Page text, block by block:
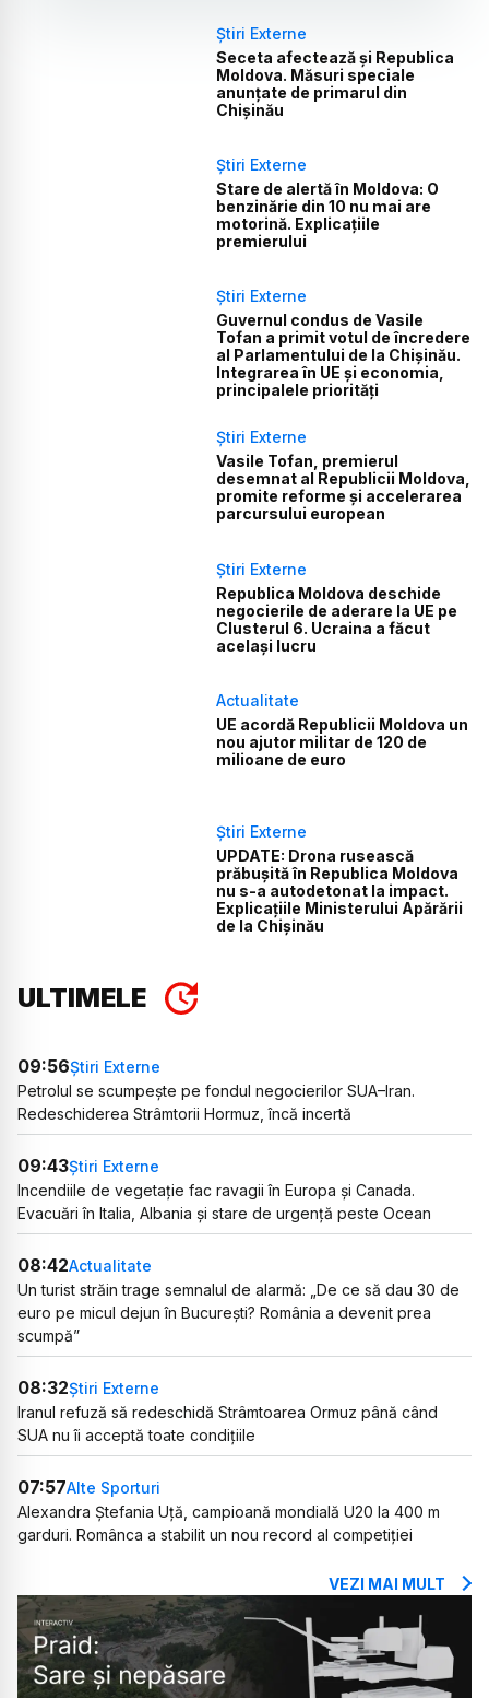
Știri Externe
Seceta afectează și Republica
Moldova. Măsuri speciale
anunțate de primarul din
Chișinău
Știri Externe
Stare de alertă în Moldova: O
benzinărie din 10 nu mai are
motorină. Explicațiile
premierului
Știri Externe
Guvernul condus de Vasile
Tofan a primit votul de încredere
al Parlamentului de la Chișinău.
Integrarea în UE și economia,
principalele priorități
Știri Externe
Vasile Tofan, premierul
desemnat al Republicii Moldova,
promite reforme și accelerarea
parcursului european
Știri Externe
Republica Moldova deschide
negocierile de aderare la UE pe
Clusterul 6. Ucraina a făcut
același lucru
Actualitate
UE acordă Republicii Moldova un
nou ajutor militar de 120 de
milioane de euro
Știri Externe
UPDATE: Drona rusească
prăbușită în Republica Moldova
nu s-a autodetonat la impact.
Explicațiile Ministerului Apărării
de la Chișinău
ULTIMELE
09:56Știri Externe
Petrolul se scumpește pe fondul negocierilor SUA–Iran.
Redeschiderea Strâmtorii Hormuz, încă incertă
09:43Știri Externe
Incendiile de vegetație fac ravagii în Europa și Canada.
Evacuări în Italia, Albania și stare de urgență peste Ocean
08:42Actualitate
Un turist străin trage semnalul de alarmă: „De ce să dau 30 de
euro pe micul dejun în București? România a devenit prea
scumpă”
08:32Știri Externe
Iranul refuză să redeschidă Strâmtoarea Ormuz până când
SUA nu îi acceptă toate condițiile
07:57Alte Sporturi
Alexandra Ștefania Uță, campioană mondială U20 la 400 m
garduri. Românca a stabilit un nou record al competiției
VEZI MAI MULT